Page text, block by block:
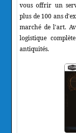
vous offrir un
plus de 100 ans
marché de l'art.
logistique
antiquités.